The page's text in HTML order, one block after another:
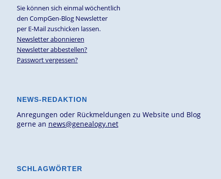
Sie können sich einmal wöchentlich
den CompGen-Blog Newsletter
per E-Mail zuschicken lassen.
Newsletter abonnieren
Newsletter abbestellen?
Passwort vergessen?
NEWS-REDAKTION
Anregungen oder Rückmeldungen zu Website und Blog
gerne an news@genealogy.net
SCHLAGWÖRTER